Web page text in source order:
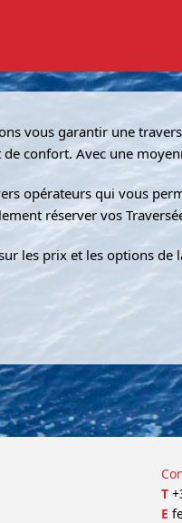
vous garantir une
confort. Avec une
opérateurs qui vous
réserver vos
les prix et les options de
T
E